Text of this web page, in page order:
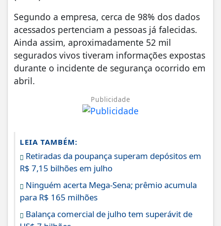
Segundo a empresa, cerca de 98% dos dados
acessados pertenciam a pessoas já falecidas.
Ainda assim, aproximadamente 52 mil
segurados vivos tiveram informações expostas
durante o incidente de segurança ocorrido em
abril.
Publicidade
LEIA TAMBÉM:
Retiradas da poupança superam depósitos em
R$ 7,15 bilhões em julho
Ninguém acerta Mega-Sena; prêmio acumula
para R$ 165 milhões
Balança comercial de julho tem superávit de